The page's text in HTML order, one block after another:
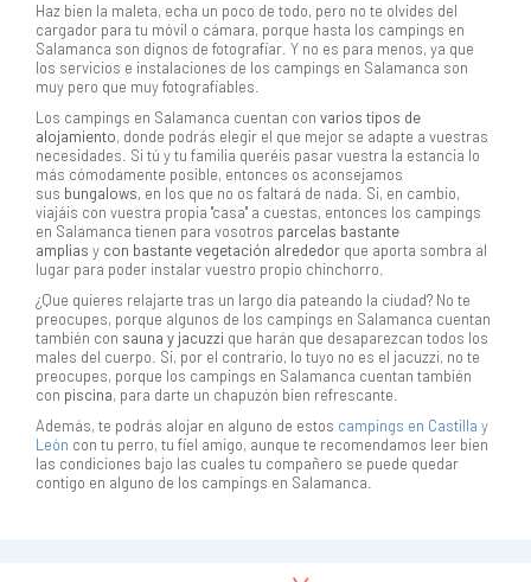
Haz bien la maleta, echa un poco de todo, pero no te olvides del
cargador para tu móvil o cámara, porque hasta los campings en
Salamanca son dignos de fotografiar. Y no es para menos, ya que
los servicios e instalaciones de los campings en Salamanca son
muy pero que muy fotografiables.
Los campings en Salamanca cuentan con varios tipos de
alojamiento, donde podrás elegir el que mejor se adapte a vuestras
necesidades. Si tú y tu familia queréis pasar vuestra la estancia lo
más cómodamente posible, entonces os aconsejamos
sus bungalows, en los que no os faltará de nada. Si, en cambio,
viajáis con vuestra propia "casa" a cuestas, entonces los campings
en Salamanca tienen para vosotros parcelas bastante
amplias y con bastante vegetación alrededor que aporta sombra al
lugar para poder instalar vuestro propio chinchorro.
¿Que quieres relajarte tras un largo día pateando la ciudad? No te
preocupes, porque algunos de los campings en Salamanca cuentan
también con sauna y jacuzzi que harán que desaparezcan todos los
males del cuerpo. Si, por el contrario, lo tuyo no es el jacuzzi, no te
preocupes, porque los campings en Salamanca cuentan también
con piscina, para darte un chapuzón bien refrescante.
Además, te podrás alojar en alguno de estos campings en Castilla y
León con tu perro, tu fiel amigo, aunque te recomendamos leer bien
las condiciones bajo las cuales tu compañero se puede quedar
contigo en alguno de los campings en Salamanca.